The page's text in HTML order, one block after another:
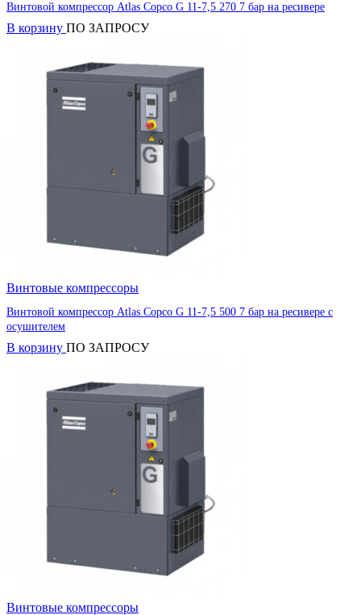
Винтовой компрессор Atlas Copco G 11-7,5 270 7 бар на ресивере
В корзину ПО ЗАПРОСУ
Винтовые компрессоры
Винтовой компрессор Atlas Copco G 11-7,5 500 7 бар на ресивере с
осушителем
В корзину ПО ЗАПРОСУ
Винтовые компрессоры